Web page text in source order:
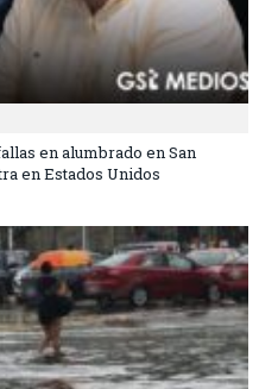
en alumbrado en San
en Estados Unidos